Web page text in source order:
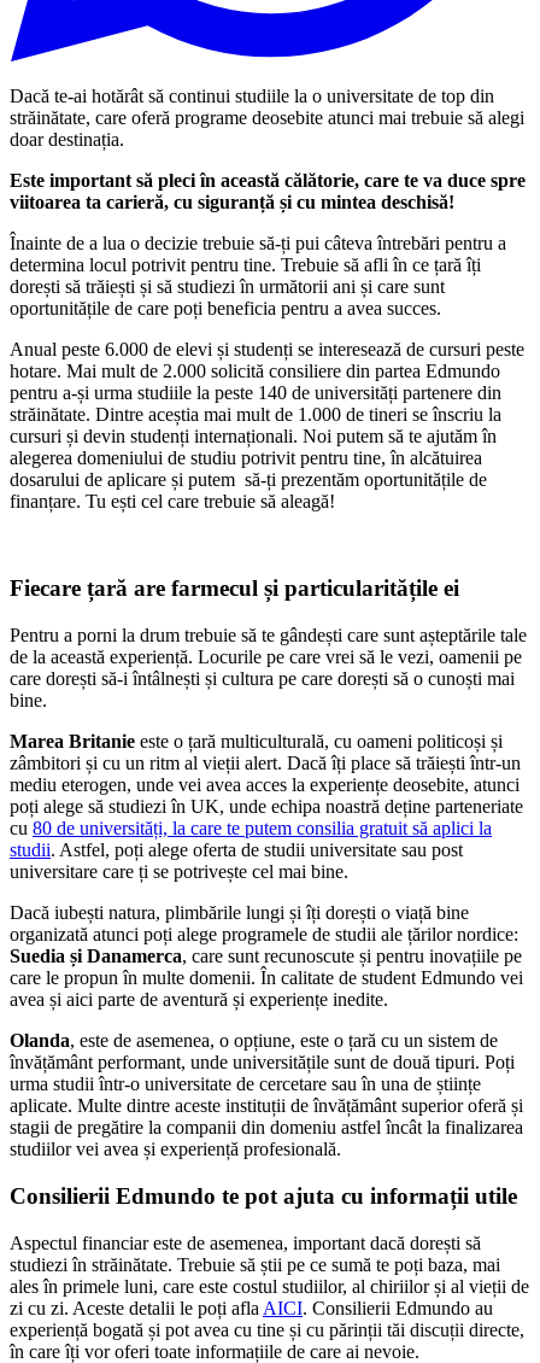
Dacă te-ai hotărât să continui studiile la o universitate de top din
străinătate, care oferă programe deosebite atunci mai trebuie să alegi
doar destinația.
Este important să pleci în această călătorie, care te va duce spre
viitoarea ta carieră, cu siguranță și cu mintea deschisă!
Înainte de a lua o decizie trebuie să-ți pui câteva întrebări pentru a
determina locul potrivit pentru tine. Trebuie să afli în ce țară îți
dorești să trăiești și să studiezi în următorii ani și care sunt
oportunitățile de care poți beneficia pentru a avea succes.
Anual peste 6.000 de elevi și studenți se interesează de cursuri peste
hotare. Mai mult de 2.000 solicită consiliere din partea Edmundo
pentru a-și urma studiile la peste 140 de universități partenere din
străinătate. Dintre aceștia mai mult de 1.000 de tineri se înscriu la
cursuri și devin studenți internaționali. Noi putem să te ajutăm în
alegerea domeniului de studiu potrivit pentru tine, în alcătuirea
dosarului de aplicare și putem să-ți prezentăm oportunitățile de
finanțare. Tu ești cel care trebuie să aleagă!
Fiecare țară are farmecul și particularitățile ei
Pentru a porni la drum trebuie să te gândești care sunt așteptările tale
de la această experiență. Locurile pe care vrei să le vezi, oamenii pe
care dorești să-i întâlnești și cultura pe care dorești să o cunoști mai
bine.
Marea Britanie este o țară multiculturală, cu oameni politicoși și
zâmbitori și cu un ritm al vieții alert. Dacă îți place să trăiești într-un
mediu eterogen, unde vei avea acces la experiențe deosebite, atunci
poți alege să studiezi în UK, unde echipa noastră deține parteneriate
cu 80 de universități, la care te putem consilia gratuit să aplici la
studii. Astfel, poți alege oferta de studii universitate sau post
universitare care ți se potrivește cel mai bine.
Dacă iubești natura, plimbările lungi și îți dorești o viață bine
organizată atunci poți alege programele de studii ale țărilor nordice:
Suedia și Danamerca, care sunt recunoscute și pentru inovațiile pe
care le propun în multe domenii. În calitate de student Edmundo vei
avea și aici parte de aventură și experiențe inedite.
Olanda, este de asemenea, o opțiune, este o țară cu un sistem de
învățământ performant, unde universitățile sunt de două tipuri. Poți
urma studii într-o universitate de cercetare sau în una de științe
aplicate. Multe dintre aceste instituții de învățământ superior oferă și
stagii de pregătire la companii din domeniu astfel încât la finalizarea
studiilor vei avea și experiență profesională.
Consilierii Edmundo te pot ajuta cu informații utile
Aspectul financiar este de asemenea, important dacă dorești să
studiezi în străinătate. Trebuie să știi pe ce sumă te poți baza, mai
ales în primele luni, care este costul studiilor, al chiriilor și al vieții de
zi cu zi. Aceste detalii le poți afla AICI. Consilierii Edmundo au
experiență bogată și pot avea cu tine și cu părinții tăi discuții directe,
în care îți vor oferi toate informațiile de care ai nevoie.